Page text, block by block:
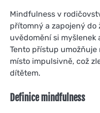
Mindfulness v
přítomný a zapojený
uvědomění si myšlenek
Tento přístup
místo impulsivně, což
dítětem.
Definice mindfulness